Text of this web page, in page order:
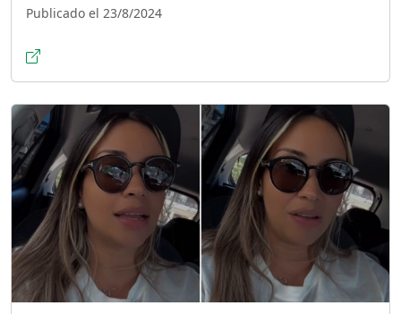
Publicado el 23/8/2024